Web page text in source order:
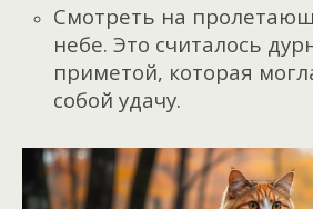
Смотреть на
небе. Это считалось
приметой, которая
собой удачу.